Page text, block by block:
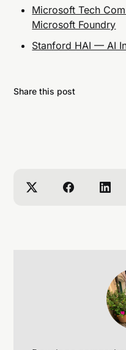
Microsoft Tech
Microsoft Foundry
Stanford HAI — AI
Share this post